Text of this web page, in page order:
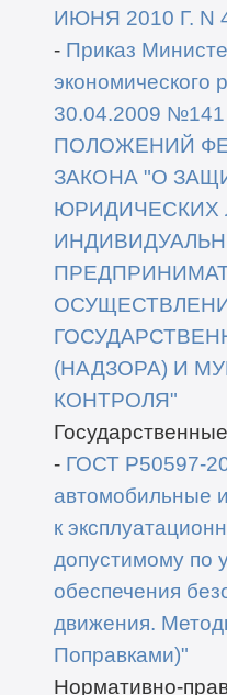
ИЮНЯ 2010 Г. N
- Приказ
экономического
30.04.2009
ПОЛОЖЕНИЙ
ЗАКОНА "О
ЮРИДИЧЕСКИХ
(НАДЗОРА) И
КОНТРОЛЯ"
- ГОСТ Р50597-
автомобильные
к
допустимому по
обеспечения
движения.
Поправками)"
Нормативно-